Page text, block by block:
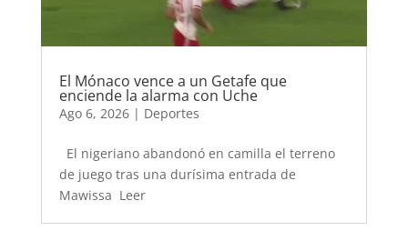
El Mónaco vence a un Getafe que
enciende la alarma con Uche
Ago 6, 2026| Deportes
El nigeriano abandonó en camilla el terreno
de juego tras una durísima entrada de
Mawissa Leer